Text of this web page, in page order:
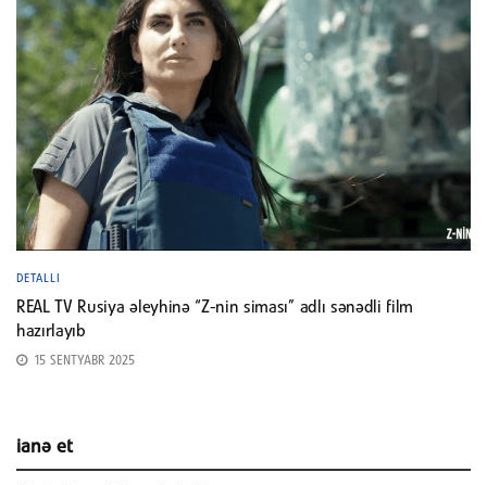
DETALLI
REAL TV Rusiya əleyhinə “Z-nin siması” adlı sənədli film
hazırlayıb
15 SENTYABR 2025
ianə et